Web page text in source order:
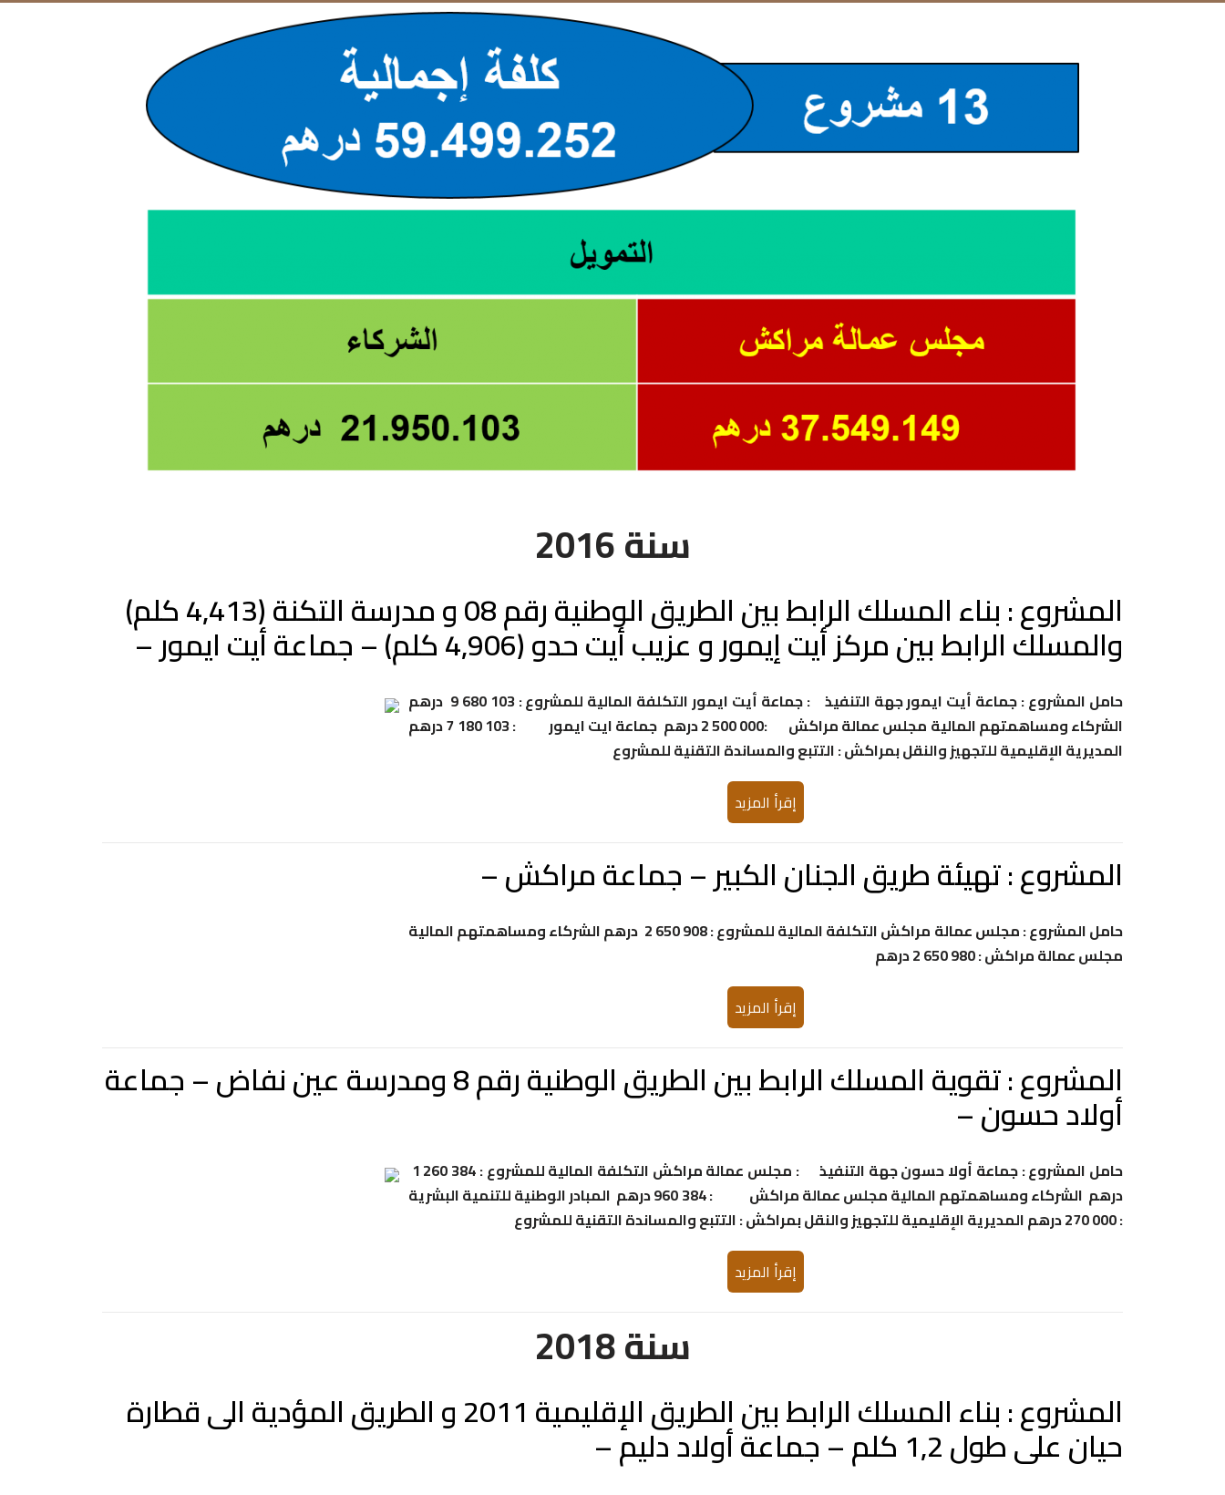
سنة 2016
المشروع : بناء المسلك الرابط بين الطريق الوطنية رقم 08 و مدرسة التكنة (4,413 كلم)
والمسلك الرابط بين مركز أيت إيمور و عزيب أيت حدو (4,906 كلم) – جماعة أيت ايمور –
حامل المشروع : جماعة أيت ايمور جهة التنفيذ : جماعة أيت ايمور التكلفة المالية للمشروع : 103 680 9 درهم
الشركاء ومساهمتهم المالية مجلس عمالة مراكش :000 500 2 درهم جماعة ايت ايمور : 180 103 7 درهم
المديرية الإقليمية للتجهيز والنقل بمراكش : التتبع والمساندة التقنية للمشروع
إقرأ المزيد
المشروع : تهيئة طريق الجنان الكبير – جماعة مراكش –
حامل المشروع : مجلس عمالة مراكش التكلفة المالية للمشروع : 908 650 2 درهم الشركاء ومساهمتهم المالية
مجلس عمالة مراكش : 980 650 2 درهم
إقرأ المزيد
المشروع : تقوية المسلك الرابط بين الطريق الوطنية رقم 8 ومدرسة عين نفاض – جماعة
أولاد حسون –
درهم الشركاء ومساهمتهم المالية مجلس عمالة مراكش : 384 960 درهم المبادر الوطنية للتنمية البشرية
: 000 270 درهم المديرية الإقليمية للتجهيز والنقل بمراكش : التتبع والمساندة التقنية للمشروع
إقرأ المزيد
سنة 2018
المشروع : بناء المسلك الرابط بين الطريق الإقليمية 2011 و الطريق المؤدية الى قطارة
حيان على طول 1,2 كلم – جماعة أولاد دليم –